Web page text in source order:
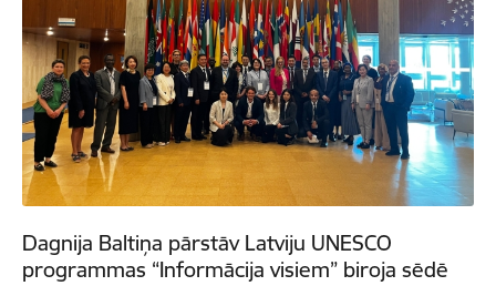
Dagnija Baltiņa pārstāv Latviju UNESCO
programmas “Informācija visiem” biroja sēdē